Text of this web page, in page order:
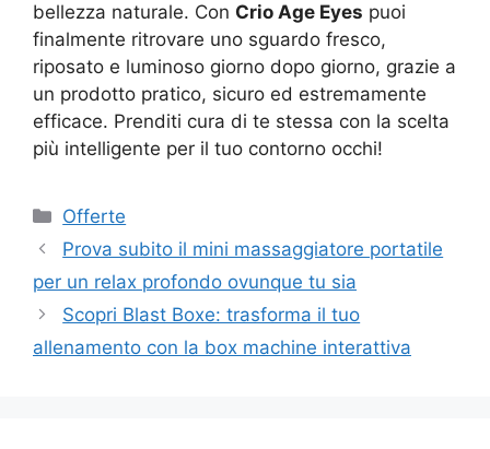
bellezza naturale. Con Crio Age Eyes puoi
finalmente ritrovare uno sguardo fresco,
riposato e luminoso giorno dopo giorno, grazie a
un prodotto pratico, sicuro ed estremamente
efficace. Prenditi cura di te stessa con la scelta
più intelligente per il tuo contorno occhi!
Categorie
Offerte
Prova subito il mini massaggiatore portatile
per un relax profondo ovunque tu sia
Scopri Blast Boxe: trasforma il tuo
allenamento con la box machine interattiva